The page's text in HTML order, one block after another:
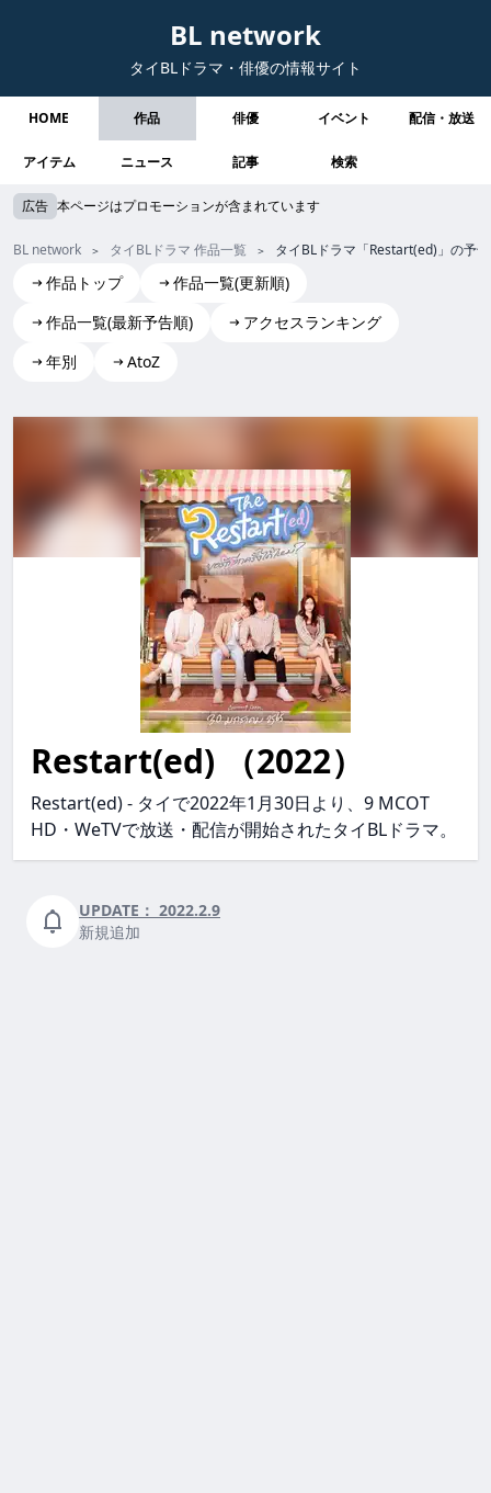
BL network
タイBLドラマ・俳優の情報サイト
HOME 作品 俳優 イベント 配信・放送
アイテム ニュース 記事 検索
広告 本ページはプロモーションが含まれています
BL network タイBLドラマ 作品一覧 タイBLドラマ「Restart(ed)」の予
作品トップ
作品一覧(更新順)
作品一覧(最新予告順)
アクセスランキング
年別
AtoZ
Restart(ed)
Restart(ed) restart(ed) Restart(ed) Restart(ed)
Restart(ed) （2022）
Restart(ed) - タイで2022年1月30日より、9 MCOT
HD・WeTVで放送・配信が開始されたタイBLドラマ。
restart(ed) Restart(ed) restart(ed)
UPDATE： 2022.2.9
新規追加